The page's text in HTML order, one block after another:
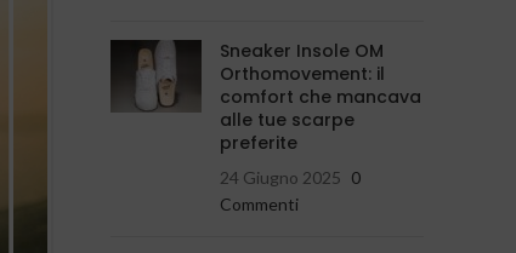
Sneaker Insole OM
Orthomovement: il
comfort che mancava
alle tue scarpe
preferite
24 Giugno 2025 0
Commenti